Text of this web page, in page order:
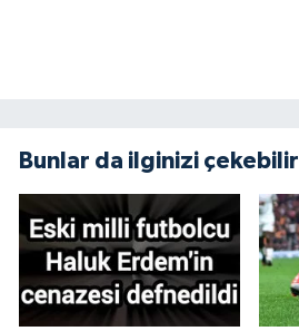
Bunlar da ilginizi çekebilir